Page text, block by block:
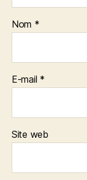
Nom *
E-mail *
Site web